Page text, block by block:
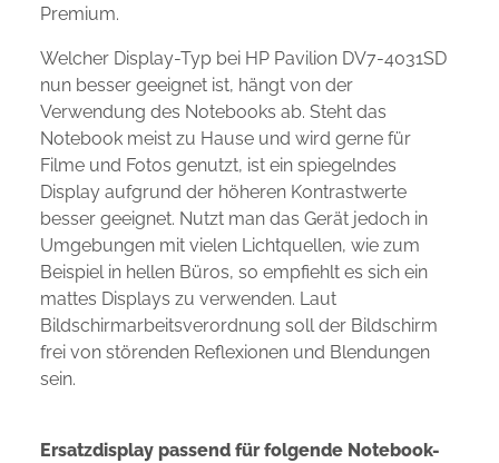
Premium.
Welcher Display-Typ bei HP Pavilion DV7-4031SD
nun besser geeignet ist, hängt von der
Verwendung des Notebooks ab. Steht das
Notebook meist zu Hause und wird gerne für
Filme und Fotos genutzt, ist ein spiegelndes
Display aufgrund der höheren Kontrastwerte
besser geeignet. Nutzt man das Gerät jedoch in
Umgebungen mit vielen Lichtquellen, wie zum
Beispiel in hellen Büros, so empfiehlt es sich ein
mattes Displays zu verwenden. Laut
Bildschirmarbeitsverordnung soll der Bildschirm
frei von störenden Reflexionen und Blendungen
sein.
Ersatzdisplay passend für folgende Notebook-